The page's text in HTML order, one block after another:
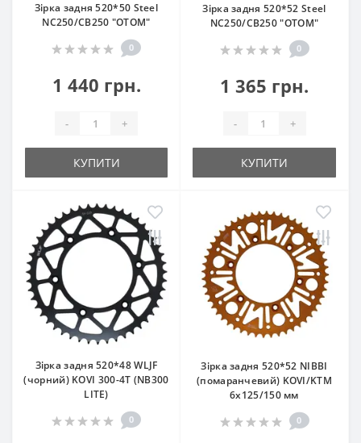
Зірка задня 520*50 Steel
NC250/CB250 "OTOM"
0
1 440 грн.
- +
КУПИТИ
Зірка задня 520*52 Steel
NC250/CB250 "OTOM"
0
1 365 грн.
- +
КУПИТИ
Зірка задня 520*48 WLJF
(чорний) KOVI 300-4Т (NB300
LITE)
0
Зірка задня 520*52 NIBBI
(помаранчевий) KOVI/KTM
6x125/150 мм
0